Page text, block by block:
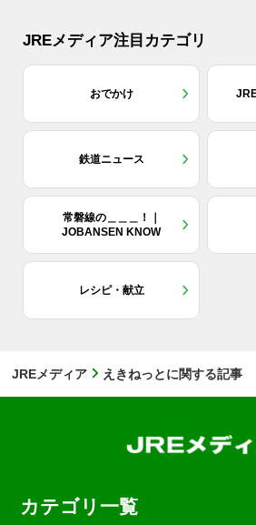
JREメディア注目カテゴリ
おでかけ
鉄道ニュース
常磐線の＿＿＿！｜
JOBANSEN KNOW
レシピ・献立
JREメディア えきねっとに関する記事
カテゴリ一覧